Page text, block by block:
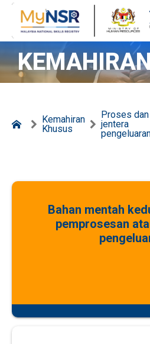
Kemahiran
Khusus
Proses dan
jentera
Bahan mentah
pemprosesan